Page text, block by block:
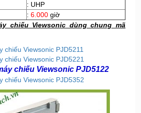
: UHP
: 6.000 giờ
chiếu Viewsonic dùng chung mã
chiếu Viewsonic PJD5211
chiếu Viewsonic PJD5221
chiếu Viewsonic PJD5122
chiếu Viewsonic PJD5352